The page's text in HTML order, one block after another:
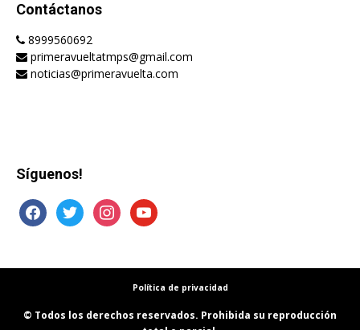
Contáctanos
8999560692
primeravueltatmps@gmail.com
noticias@primeravuelta.com
Síguenos!
facebooktwitter instagramyoutube
Política de privacidad
© Todos los derechos reservados. Prohibida su reproducción